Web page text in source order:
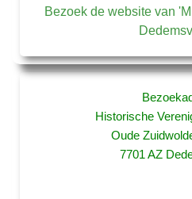
Bezoek de website van
Historische
Oude
7701 AZ